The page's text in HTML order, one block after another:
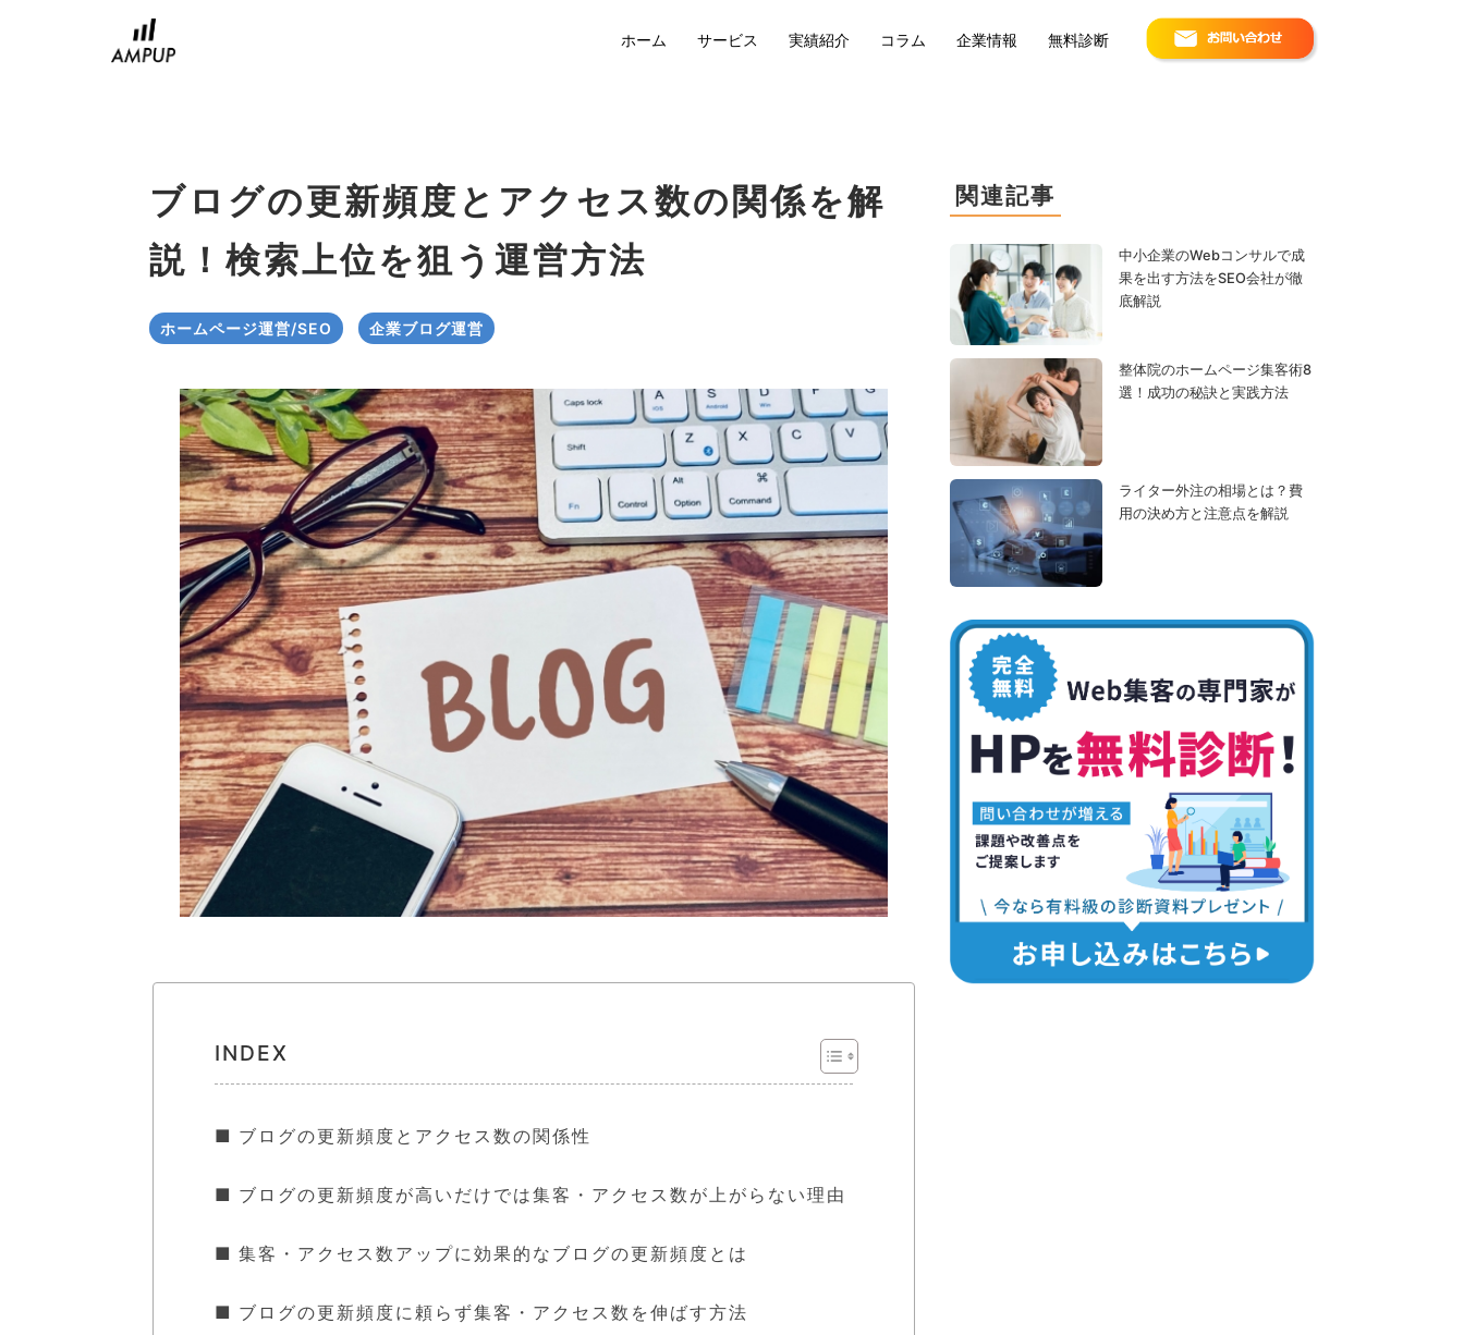
ホーム サービス 実績紹介 コラム 企業情報 無料診断
お問い合わせ
ブログの更新頻度とアクセス数の関係を解
説！検索上位を狙う運営方法
ホームページ運営/SEO 企業ブログ運営
INDEX
ブログの更新頻度とアクセス数の関係性
ブログの更新頻度が高いだけでは集客・アクセス数が上がらない理由
集客・アクセス数アップに効果的なブログの更新頻度とは
ブログの更新頻度に頼らず集客・アクセス数を伸ばす方法
関連記事
中小企業のWebコンサルで成
果を出す方法をSEO会社が徹
底解説
整体院のホームページ集客術8
選！成功の秘訣と実践方法
ライター外注の相場とは？費
用の決め方と注意点を解説